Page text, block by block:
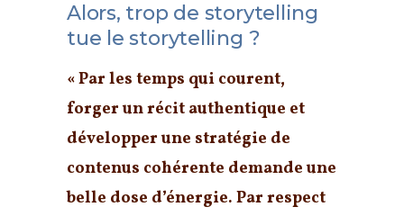
Alors, trop de storytelling
tue le storytelling ?
« Par les temps qui courent,
forger un récit authentique et
développer une stratégie de
contenus cohérente demande une
belle dose d’énergie. Par respect